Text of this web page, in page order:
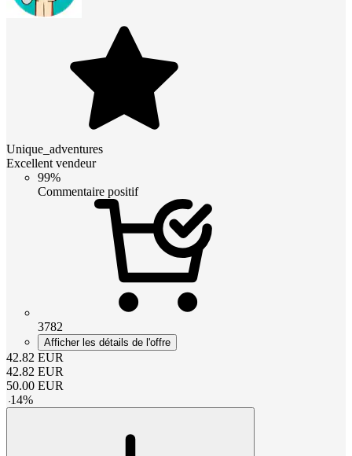
Unique_adventures
Excellent vendeur
99%
Commentaire positif
3782
Afficher les détails de l'offre
42.82 EUR
42.82 EUR
50.00 EUR
-14%